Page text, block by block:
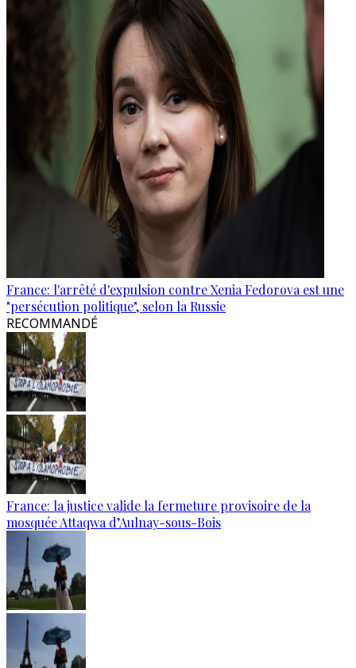
France: l'arrêté d'expulsion contre Xenia Fedorova est une
"persécution politique", selon la Russie
RECOMMANDÉ
France: la justice valide la fermeture provisoire de la
mosquée Attaqwa d’Aulnay-sous-Bois